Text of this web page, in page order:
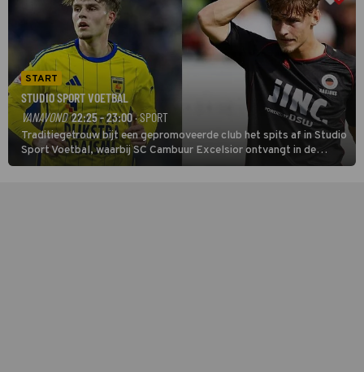
START
STUDIO SPORT VOETBAL
VANAVOND 22:25 - 23:00· SPORT
Traditiegetrouw bijt een gepromoveerde club het spits af in Studio
Sport Voetbal, waarbij SC Cambuur Excelsior ontvangt in de
eerste wedstrijd van het nieuwe Eredivisieseizoen. De nieuwe